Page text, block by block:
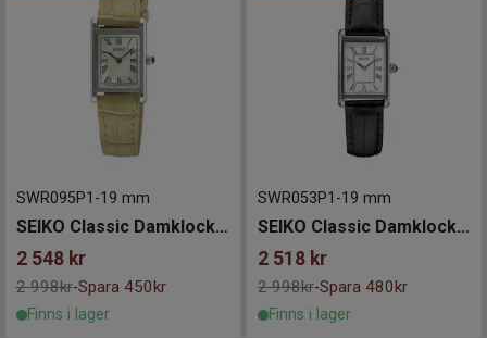
SWR095P1 -19 mm
SEIKO Classic Damklocka 19mm
2 548 kr
2 998kr-Spara 450kr
Finns i lager
SWR053P1 -19 mm
SEIKO Classic Damklocka 19mm
2 518 kr
2 998kr-Spara 480kr
Finns i lager